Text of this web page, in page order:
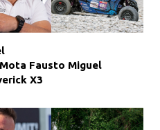
Fausto Miguel
X3